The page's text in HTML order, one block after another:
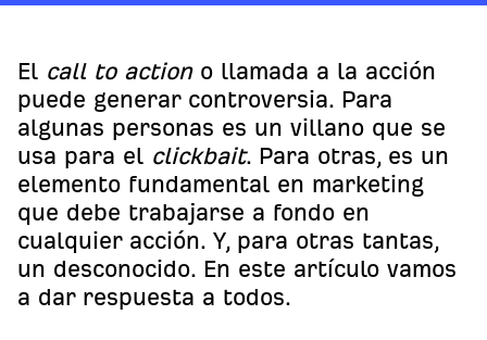
El call to action o llamada a la acción
puede generar controversia. Para
algunas personas es un villano que se
usa para el clickbait. Para otras, es un
elemento fundamental en marketing
que debe trabajarse a fondo en
cualquier acción. Y, para otras tantas,
un desconocido. En este artículo vamos
a dar respuesta a todos.